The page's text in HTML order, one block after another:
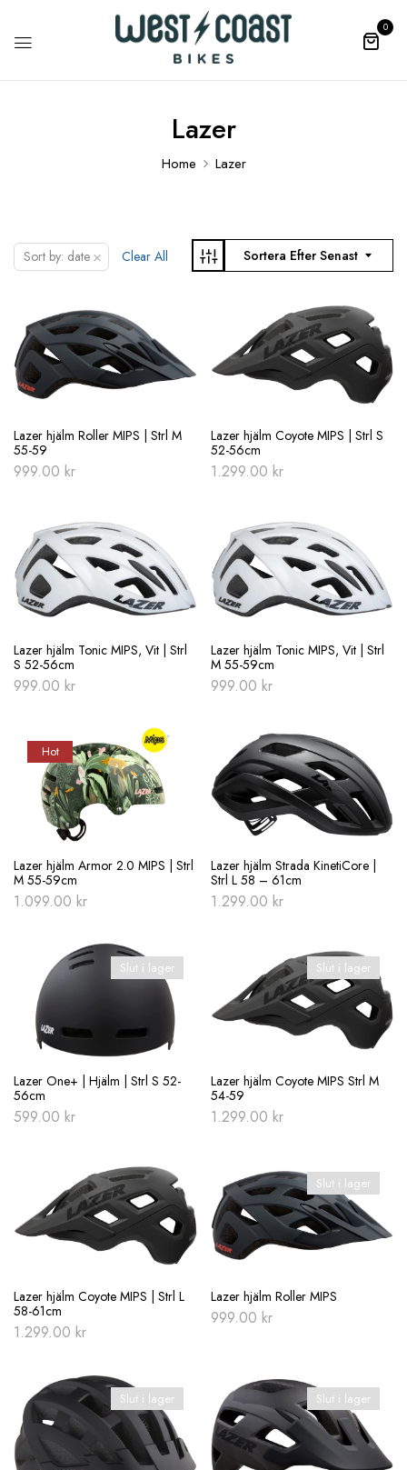
0
Lazer
Home Lazer
Sort by: date × Clear All Sortera Efter Senast
Lazer hjälm Roller MIPS | Strl M
55-59
999.00 kr
Lazer hjälm Coyote MIPS | Strl S
52-56cm
1.299.00 kr
Lazer hjälm Tonic MIPS, Vit | Strl
S 52-56cm
999.00 kr
Lazer hjälm Tonic MIPS, Vit | Strl
M 55-59cm
999.00 kr
Hot
Lazer hjälm Armor 2.0 MIPS | Strl
M 55-59cm
1.099.00 kr
Lazer hjälm Strada KinetiCore |
Strl L 58 – 61cm
1.299.00 kr
Slut i lager
Lazer One+ | Hjälm | Strl S 52-
56cm
599.00 kr
Slut i lager
Lazer hjälm Coyote MIPS Strl M
54-59
1.299.00 kr
Lazer hjälm Coyote MIPS | Strl L
58-61cm
1.299.00 kr
Slut i lager
Lazer hjälm Roller MIPS
999.00 kr
Slut i lager Slut i lager